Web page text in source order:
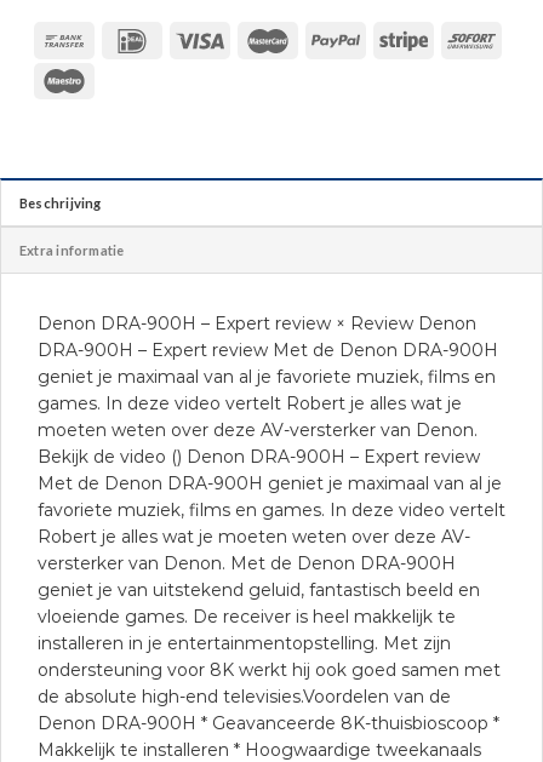
Beschrijving
Extra informatie
Denon DRA-900H – Expert review × Review Denon
DRA-900H – Expert review Met de Denon DRA-900H
geniet je maximaal van al je favoriete muziek, films en
games. In deze video vertelt Robert je alles wat je
moeten weten over deze AV-versterker van Denon.
Bekijk de video () Denon DRA-900H – Expert review
Met de Denon DRA-900H geniet je maximaal van al je
favoriete muziek, films en games. In deze video vertelt
Robert je alles wat je moeten weten over deze AV-
versterker van Denon. Met de Denon DRA-900H
geniet je van uitstekend geluid, fantastisch beeld en
vloeiende games. De receiver is heel makkelijk te
installeren in je entertainmentopstelling. Met zijn
ondersteuning voor 8K werkt hij ook goed samen met
de absolute high-end televisies.Voordelen van de
Denon DRA-900H * Geavanceerde 8K-thuisbioscoop *
Makkelijk te installeren * Hoogwaardige tweekanaals